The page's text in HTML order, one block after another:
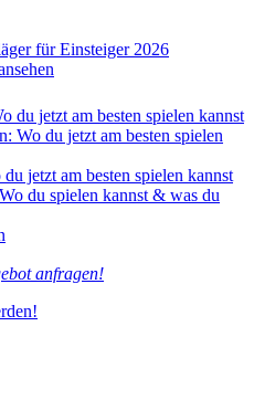
für Einsteiger 2026
du jetzt am besten spielen kannst
Wo du jetzt am besten spielen
jetzt am besten spielen kannst
du spielen kannst & was du
anfragen!